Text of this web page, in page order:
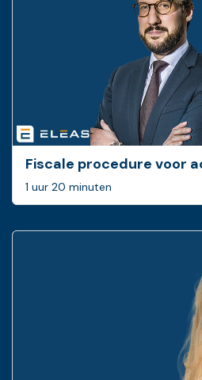
Fiscale procedure voor
1 uur 20 minuten